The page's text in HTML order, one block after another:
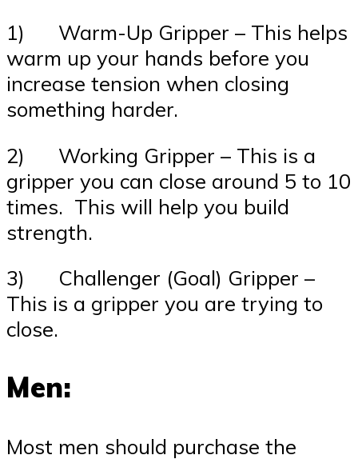
1) Warm-Up Gripper – This helps
warm up your hands before you
increase tension when closing
something harder.
2) Working Gripper – This is a
gripper you can close around 5 to 10
times. This will help you build
strength.
3) Challenger (Goal) Gripper –
This is a gripper you are trying to
close.
Men:
Most men should purchase the